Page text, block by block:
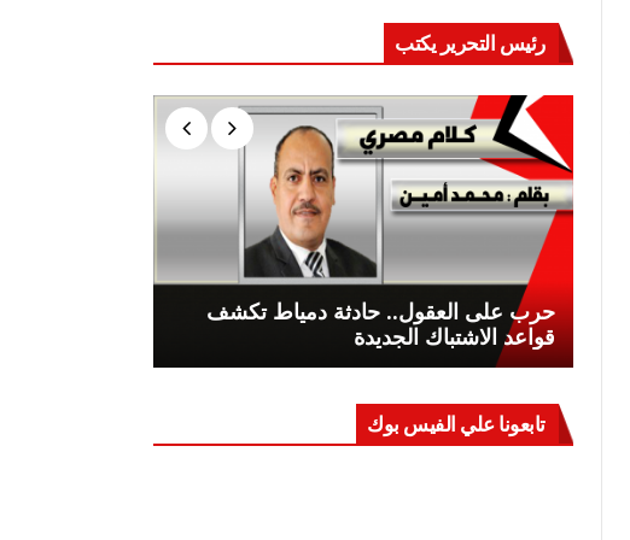
رئيس التحرير يكتب
حرب على العقول.. حادثة دمياط تكشف
قواعد الاشتباك الجديدة
تابعونا علي الفيس بوك